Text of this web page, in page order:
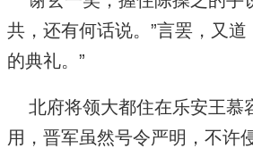
共，还有何话说。”言罢，又
的典礼。”
北府将领大都住在乐安王慕
用，晋军虽然号令严明，不许